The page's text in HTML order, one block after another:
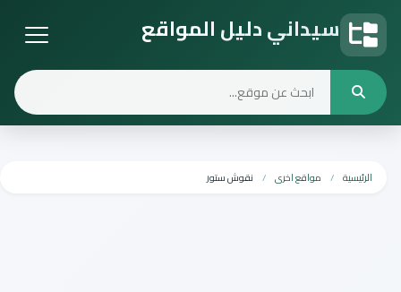
سيداني دليل المواقع
الرئيسية مواقع اخرى نقوش ستور